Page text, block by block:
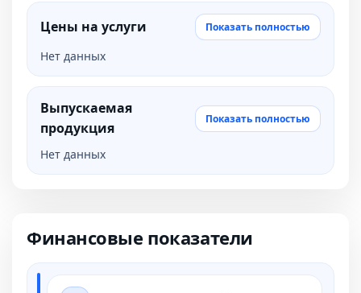
Цены на услуги Показать полностью
Нет данных
Выпускаемая
продукция
Показать полностью
Нет данных
Финансовые показатели